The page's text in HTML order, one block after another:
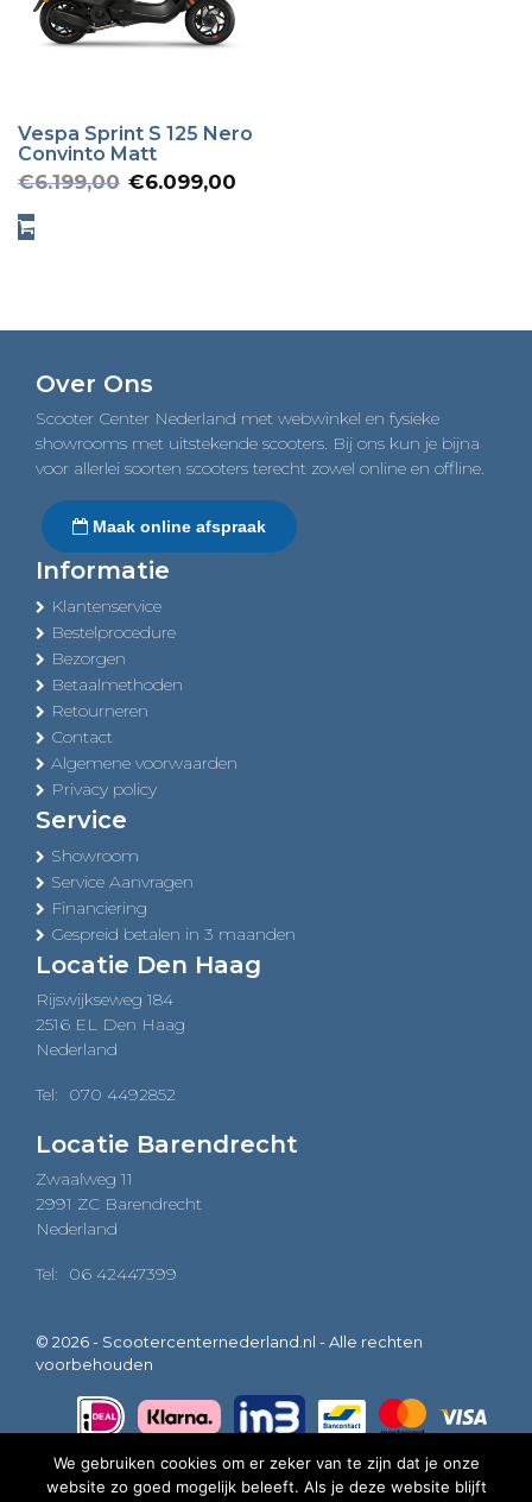
Vespa Sprint S 125 Nero
Convinto Matt
€6.199,00 Oorspronkelijke
€6.099,00
Over Ons
Scooter Center Nederland met webwinkel en fysieke
showrooms met uitstekende scooters. Bij ons kun je bijna
voor allerlei soorten scooters terecht zowel online en offline.
Maak online afspraak
Informatie
Klantenservice
Bestelprocedure
Bezorgen
Betaalmethoden
Retourneren
Contact
Algemene voorwaarden
Privacy policy
Service
Showroom
Service Aanvragen
Financiering
Gespreid betalen in 3 maanden
Locatie Den Haag
Rijswijkseweg 184
2516 EL Den Haag
Nederland
Tel: 070 4492852
Locatie Barendrecht
Zwaalweg 11
2991 ZC Barendrecht
Nederland
Tel: 06 42447399
© 2026 - Scootercenternederland.nl - Alle rechten
voorbehouden
We gebruiken cookies om er zeker van te zijn dat je onze
website zo goed mogelijk beleeft. Als je deze website blijft